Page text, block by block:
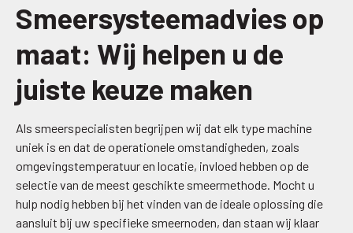
Smeersysteemadvies op
maat: Wij helpen u de
juiste keuze maken
Als smeerspecialisten begrijpen wij dat elk type machine
uniek is en dat de operationele omstandigheden, zoals
omgevingstemperatuur en locatie, invloed hebben op de
selectie van de meest geschikte smeermethode. Mocht u
hulp nodig hebben bij het vinden van de ideale oplossing die
aansluit bij uw specifieke smeernoden, dan staan wij klaar